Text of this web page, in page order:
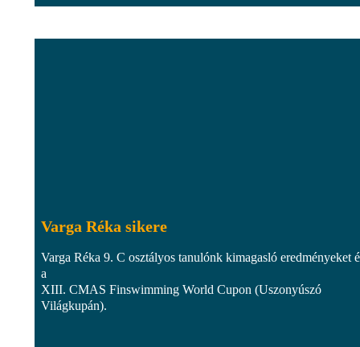
Varga Réka sikere
Varga Réka 9. C osztályos tanulónk kimagasló eredményeket
a
XIII. CMAS Finswimming World Cupon (Uszonyúszó
Világkupán).